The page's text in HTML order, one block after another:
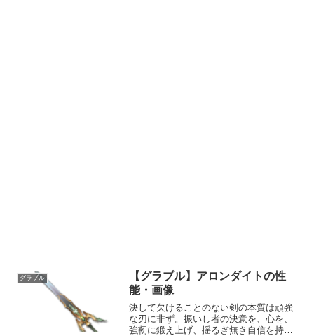
グラブル
【グラブル】アロンダイトの性
能・画像
決して欠けることのない剣の本質は頑強
な刃に非ず。振いし者の決意を、心を、
強靭に鍛え上げ、揺るぎ無き自信を持た